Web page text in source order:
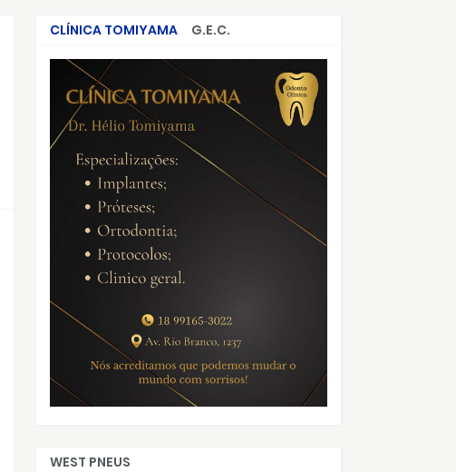
CLÍNICA TOMIYAMA
G.E.C.
CRIMES QUE ABALARAM O BRASIL
WEST PNEUS